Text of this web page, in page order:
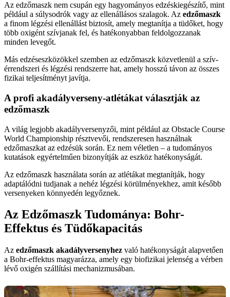
Az edzőmaszk nem csupán egy hagyományos edzéskiegészítő, mint
például a súlysodrók vagy az ellenállásos szalagok. Az edzőmaszk
a finom légzési ellenállást biztosít, amely megtanítja a tüdőket, hogy
több oxigént szívjanak fel, és hatékonyabban feldolgozzanak
minden levegőt.
Más edzéseszközökkel szemben az edzőmaszk közvetlenül a szív-
érrendszeri és légzési rendszerre hat, amely hosszú távon az összes
fizikai teljesítményt javítja.
A profi akadályverseny-atlétákat választják az
edzőmaszk
A világ legjobb akadályversenyzői, mint például az Obstacle Course
World Championship résztvevői, rendszeresen használnak
edzőmaszkat az edzésük során. Ez nem véletlen – a tudományos
kutatások egyértelműen bizonyítják az eszköz hatékonyságát.
Az edzőmaszk használata során az atlétákat megtanítják, hogy
adaptálódni tudjanak a nehéz légzési körülményekhez, amit később
versenyeken könnyedén legyőznek.
Az Edzőmaszk Tudománya: Bohr-
Effektus és Tüdőkapacitás
Az edzőmaszk akadályversenyhez való hatékonyságát alapvetően
a Bohr-effektus magyarázza, amely egy biofizikai jelenség a vérben
lévő oxigén szállítási mechanizmusában.